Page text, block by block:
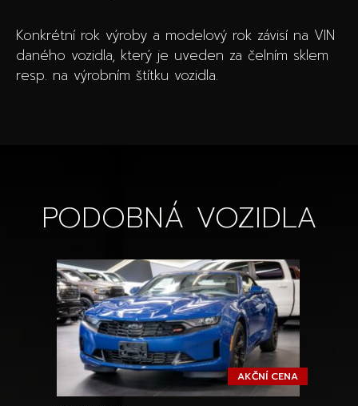
Konkrétní rok výroby a modelový rok závisí na VIN
daného vozidla, který je uveden za čelním sklem
resp. na výrobním štítku vozidla.
PODOBNÁ VOZIDLA
AKČNÍ CENA